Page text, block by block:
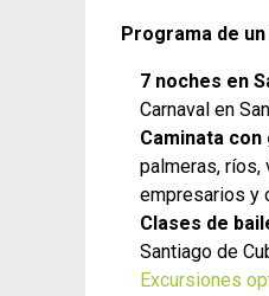
Programa de
7 noches en
Carnaval en
Caminata con
palmeras, ríos,
empresarios y
Clases de
Santiago de
Excursiones